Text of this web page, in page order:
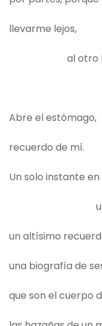
llevarme lejos,
al otro
Abre el estómago,
recuerdo de mí.
Un solo instante
un
un altísimo
una biografía de
que son el cuerpo